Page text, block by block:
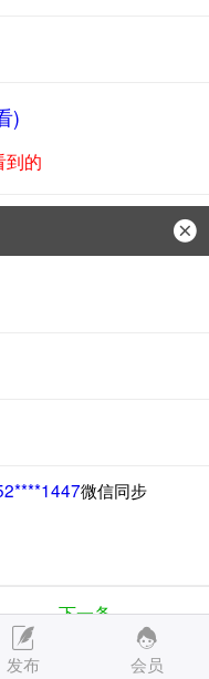
)
到的
微信同步
下一条
发布 会员